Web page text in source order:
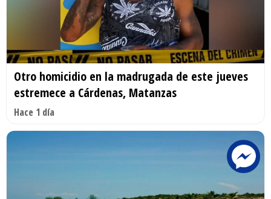
Otro homicidio en la madrugada de este jueves
estremece a Cárdenas, Matanzas
Hace 1 día